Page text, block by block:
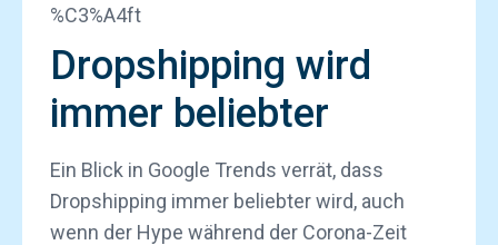
%C3%A4ft
Dropshipping wird
immer beliebter
Ein Blick in Google Trends verrät, dass
Dropshipping immer beliebter wird, auch
wenn der Hype während der Corona-Zeit